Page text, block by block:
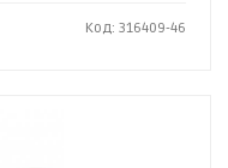
Код: 316409-46